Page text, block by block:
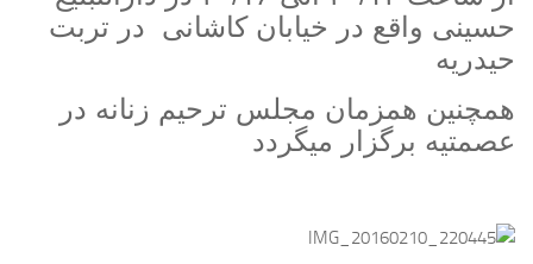
حسینی واقع در خیابان کاشانی در تربت
حیدریه
همچنین همزمان مجلس ترحیم زنانه در
عصمتیه برگزار میگردد